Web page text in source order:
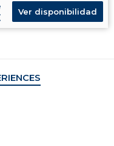
Ver disponibilidad